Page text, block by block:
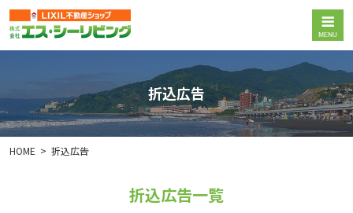
折込広告
HOME 折込広告
折込広告一覧